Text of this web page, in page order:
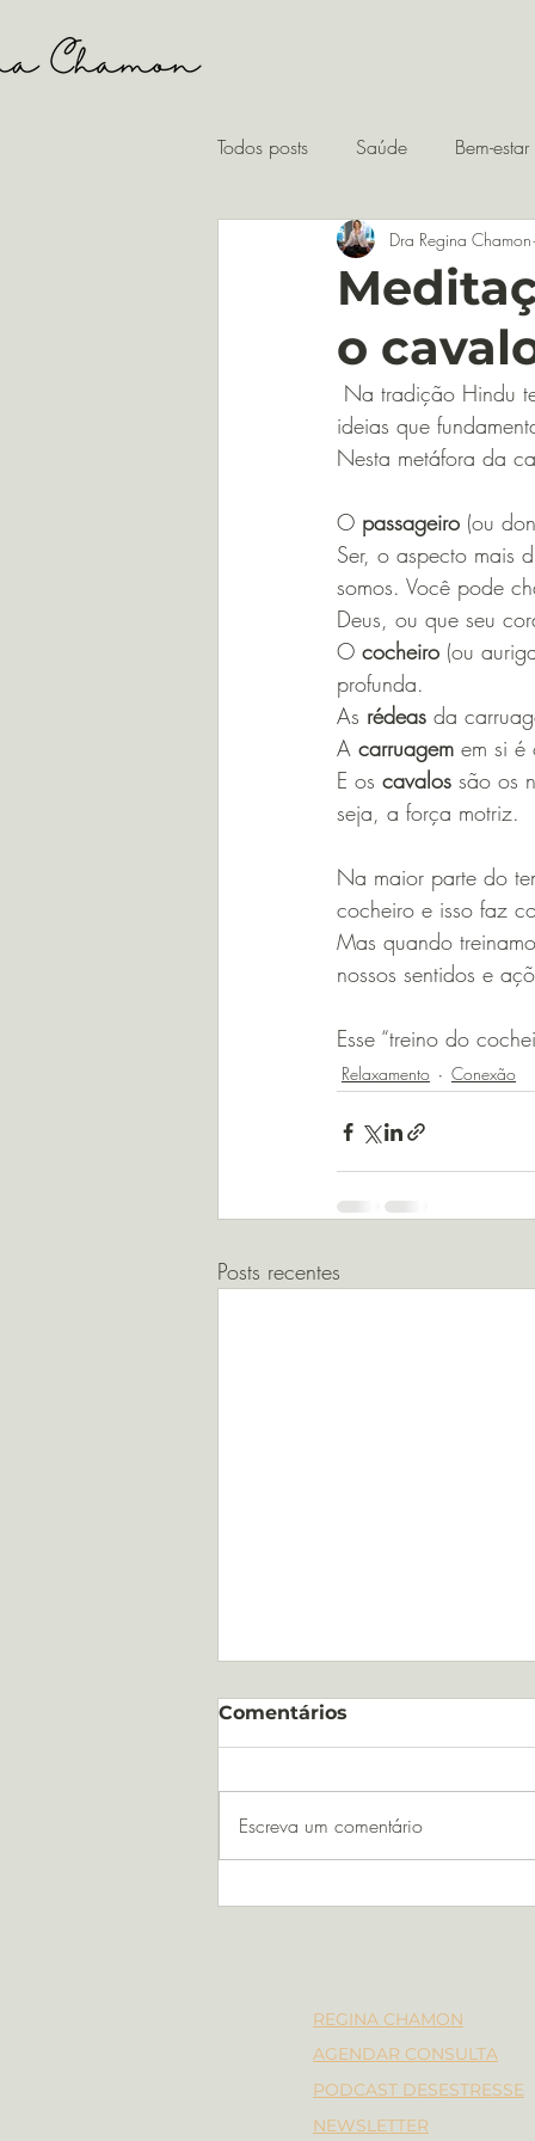
Todos posts Saúde Bem-estar
o
Dra Regina Chamon
ideias que
Nesta metáfora da
O passageiro (ou
Ser, o aspecto mais
somos. Você pode
Deus, ou que seu
O cocheiro (ou
profunda.
As rédeas da
A carruagem em si é
E os cavalos são os
seja, a força motriz.
Na maior parte do
cocheiro e isso faz
Mas quando
nossos sentidos e
Esse “treino do
Relaxamento Conexão
Posts recentes
Comentários
Escreva um comentário
REGINA CHAMON
AGENDAR CONSULTA
PODCAST DESESTRESSE
NEWSLETTER